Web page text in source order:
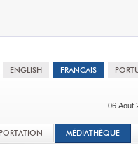
MÉDIATHÈQUE